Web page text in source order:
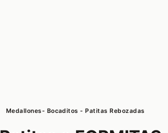
Medallones- Bocaditos - Patitas Rebozadas